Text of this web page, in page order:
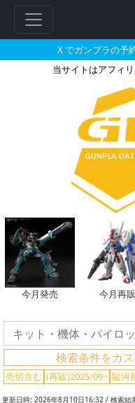
X でガンプラの予
当サイトはアフィ
駿河屋で
今月発売 今月再販
検索条件をカ
売切含む (再販)2025/09~ 駿河
更新日時: 2026年8月10日16:32 / 検索結